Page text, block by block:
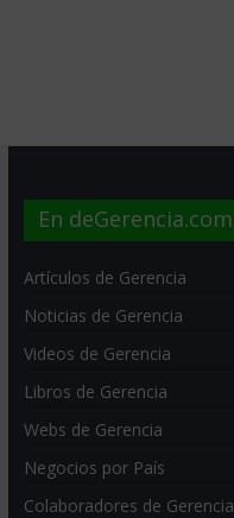
En deGerencia.com
Artículos de Gerencia
Noticias de Gerencia
Videos de Gerencia
Libros de Gerencia
Webs de Gerencia
Negocios por País
Colaboradores de Gerencia